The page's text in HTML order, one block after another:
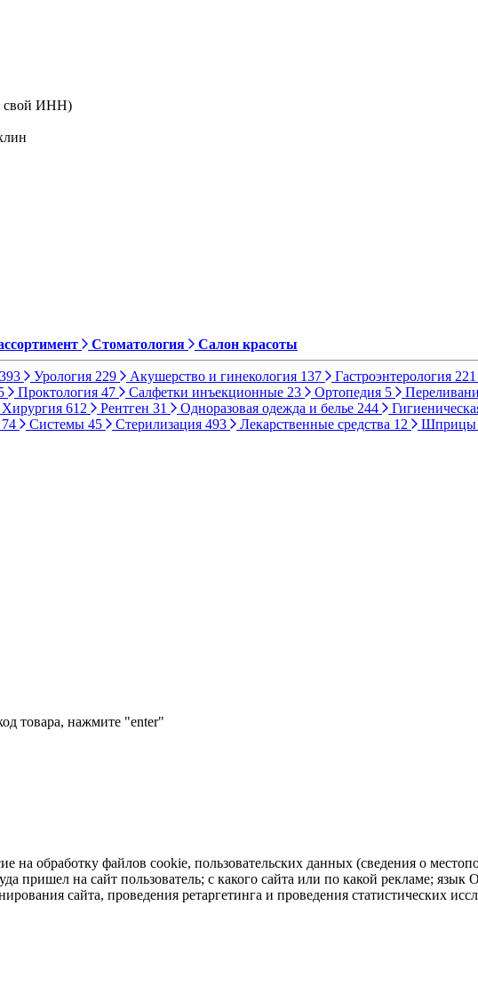
свой ИНН)
Стоматология Салон красоты
393 Урология 229 Акушерство и гинекология 137 Гастроэнтерология 221
Проктология 47 Салфетки инъекционные 23 Ортопедия 5
Хирургия 612 Рентген 31 Одноразовая одежда и белье 244
74 Системы 45 Стерилизация 493 Лекарственные средства 12
товара, нажмите "enter"
на обработку файлов cookie, пользовательских данных (сведения о
пришел на сайт пользователь; с какого сайта или по какой рекламе;
сайта, проведения ретаргетинга и проведения статистических